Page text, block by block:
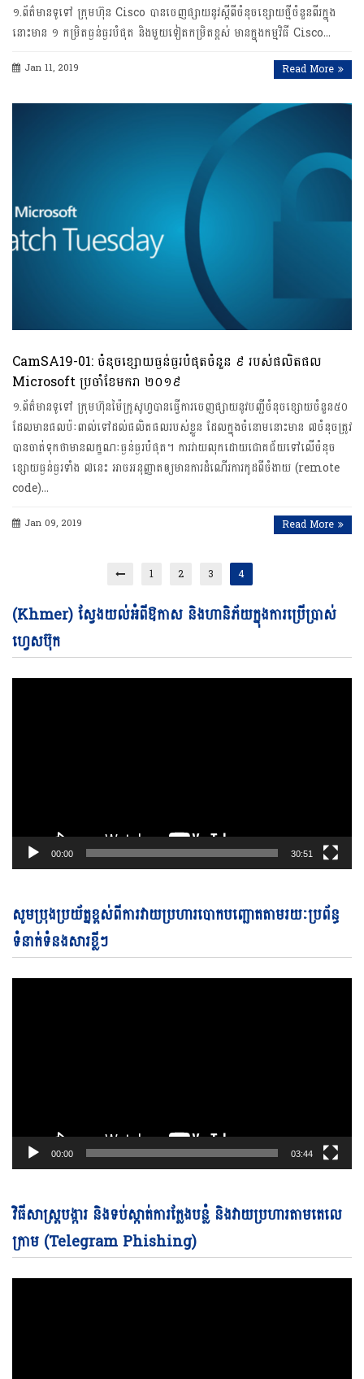
១.ព័ត៌មានទូទៅ ក្រុមហ៊ុន Cisco បានចេញផ្សាយនូវស្តីពីចំនុចខ្សោយថ្មីចំនួនពីរក្នុង
នោះមាន ១ កម្រិតធ្ងន់ធ្ងរបំផុត និងមួយទៀតកម្រិតខ្ពស់ មានក្នុងកម្មវិធី Cisco…
Jan 11, 2019 Read More
CamSA19-01: ចំនុចខ្សោយធ្ងន់ធ្ងរបំផុតចំនួន ៩ របស់ផលិតផល
Microsoft ប្រចាំខែមករា ២០១៩
១.ព័ត៌មានទូទៅ ក្រុមហ៊ុនម៉ៃក្រូសូហ្វបានធ្វើការចេញផ្សាយនូវបញ្ជីចំនុចខ្សោយចំនួន៥០
ដែលមានផលប៉ៈពាល់ទៅដល់ផលិតផលរបស់ខ្លួន ដែលក្នុងចំនោមនោះមាន ៧ចំនុចត្រូវ
បានចាត់ទុកថាមានលក្ខណៈធ្ងន់ធ្ងរបំផុត។ ការវាយលុកដោយជោគជ័យទៅលើចំនុច
ខ្សោយធ្ងន់ធ្ងរទាំង ៧នេះ អាចអនុញ្ញាតឲ្យមានការដំណើរការកូដពីចំងាយ (remote
code)…
Jan 09, 2019 Read More
1 2 3 4
(Khmer) ស្វែងយល់អំពីឱកាស និងហានិភ័យក្នុងការប្រើប្រាស់
ហ្វេសប៊ុក
00:00 30:51
សូមប្រុងប្រយ័ត្នខ្ពស់ពីការវាយប្រហារបោកបញ្ឆោតតាមរយៈប្រព័ន្ធ
ទំនាក់ទំនងសារខ្លីៗ
00:00 03:44
វិធីសាស្ត្របង្ការ និងទប់ស្កាត់ការក្លែងបន្លំ និងវាយប្រហារតាមតេលេ
ក្រាម (Telegram Phishing)